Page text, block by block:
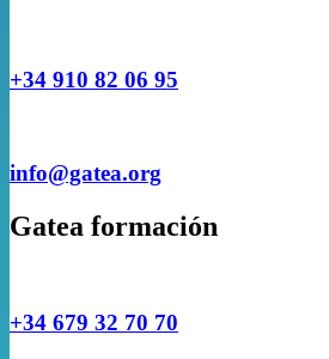
+34 910 82 06 95
info@gatea.org
Gatea formación
+34 679 32 70 70